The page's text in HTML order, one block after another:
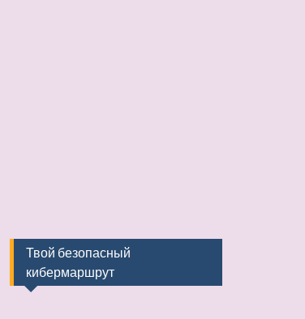
Твой безопасный
кибермаршрут